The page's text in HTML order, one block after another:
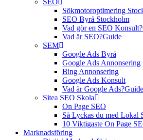
SEO
Sökmotoroptimering
SEO Byrå Stockholm
Vad gör en SEO Konsult?
Vad är SEO?Guide
SEM
Google Ads Byrå
Google Ads Annonsering
Bing Annonsering
Google Ads Konsult
Vad är Google Ads?Guide
Sitea SEO Skola
On Page SEO
Så Lyckas du med Lokal
10 Viktigaste On Page
Marknadsföring